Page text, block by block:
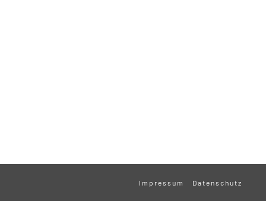
Impressum Datenschutz